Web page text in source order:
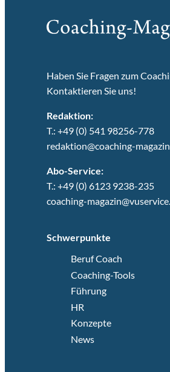
Haben Sie Fragen zum
Kontaktieren Sie uns!
Redaktion:
T.: +49 (0) 541 98256-778
redaktion@coaching-
Abo-Service:
T.: +49 (0) 6123 9238-235
coaching-
Schwerpunkte
Beruf Coach
Coaching-Tools
Führung
HR
Konzepte
News